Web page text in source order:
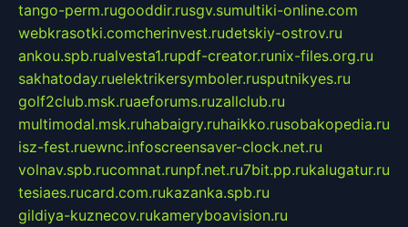
tango-perm.rugooddir.rusgv.sumultiki-online.com
webkrasotki.comcherinvest.rudetskiy-ostrov.ru
ankou.spb.rualvesta1.rupdf-creator.runix-files.org.ru
sakhatoday.ruelektrikersymboler.rusputnikyes.ru
golf2club.msk.ruaeforums.ruzallclub.ru
multimodal.msk.ruhabaigry.ruhaikko.rusobakopedia.ru
isz-fest.ruewnc.infoscreensaver-clock.net.ru
volnav.spb.rucomnat.runpf.net.ru7bit.pp.rukalugatur.ru
tesiaes.rucard.com.rukazanka.spb.ru
gildiya-kuznecov.rukameryboavision.ru